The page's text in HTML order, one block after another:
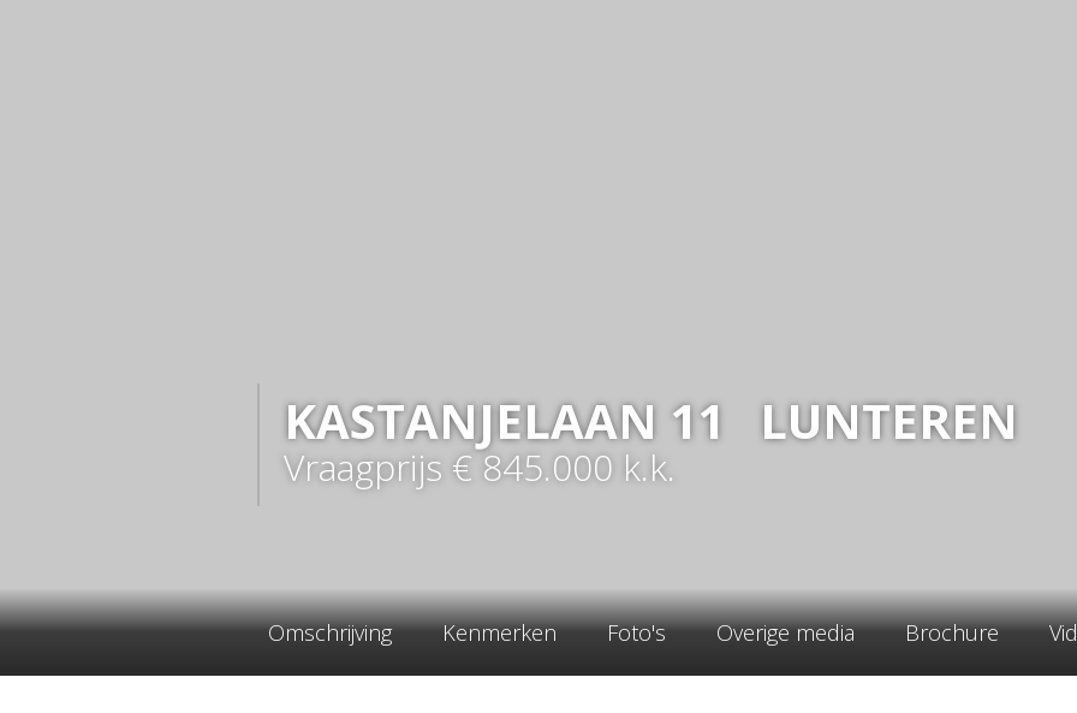
KASTANJELAAN 11 LUNTEREN
Vraagprijs € 845.000 k.k.
Omschrijving Kenmerken Foto's Overige media Brochure